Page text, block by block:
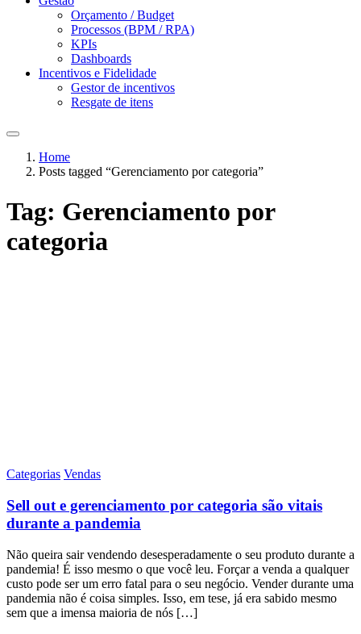
Orçamento / Budget
Processos (BPM / RPA)
KPIs
Dashboards
Incentivos e Fidelidade
Gestor de incentivos
Resgate de itens
Home
Posts tagged “Gerenciamento por categoria”
Tag: Gerenciamento por
categoria
Categorias Vendas
Sell out e gerenciamento por categoria são vitais
durante a pandemia
Não queira sair vendendo desesperadamente o seu produto durante a
pandemia! É isso mesmo o que você leu. Forçar a venda a qualquer
custo pode ser um erro fatal para o seu negócio. Vender durante uma
pandemia não é coisa simples. Isso, em tese, já era sabido mesmo
sem que a imensa maioria de nós […]